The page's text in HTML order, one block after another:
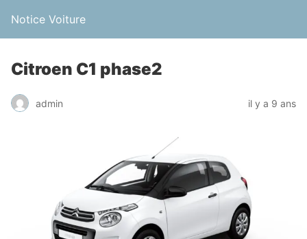
Notice Voiture
Citroen C1 phase2
admin il y a 9 ans